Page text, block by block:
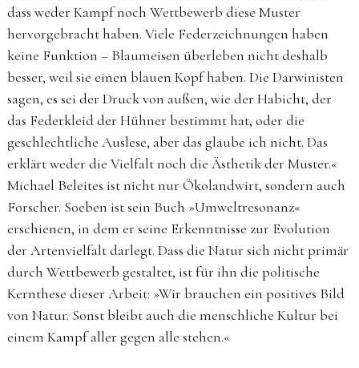
dass weder Kampf noch Wettbewerb diese Muster
hervorgebracht haben. Viele Federzeichnungen haben
keine Funktion – Blaumeisen überleben nicht deshalb
besser, weil sie einen blauen Kopf haben. Die Darwinisten
sagen, es sei der Druck von außen, wie der Habicht, der
das Federkleid der Hühner bestimmt hat, oder die
geschlechtliche Auslese, aber das glaube ich nicht. Das
erklärt weder die Vielfalt noch die Ästhetik der Muster.«
Michael Beleites ist nicht nur Ökolandwirt, sondern auch
Forscher. Soeben ist sein Buch »Umweltresonanz«
erschienen, in dem er seine Erkenntnisse zur Evolution
der Artenvielfalt darlegt. Dass die Natur sich nicht primär
durch Wettbewerb gestaltet, ist für ihn die politische
Kernthese dieser Arbeit: »Wir brauchen ein positives Bild
von Natur. Sonst bleibt auch die menschliche Kultur bei
einem Kampf aller gegen alle stehen.«